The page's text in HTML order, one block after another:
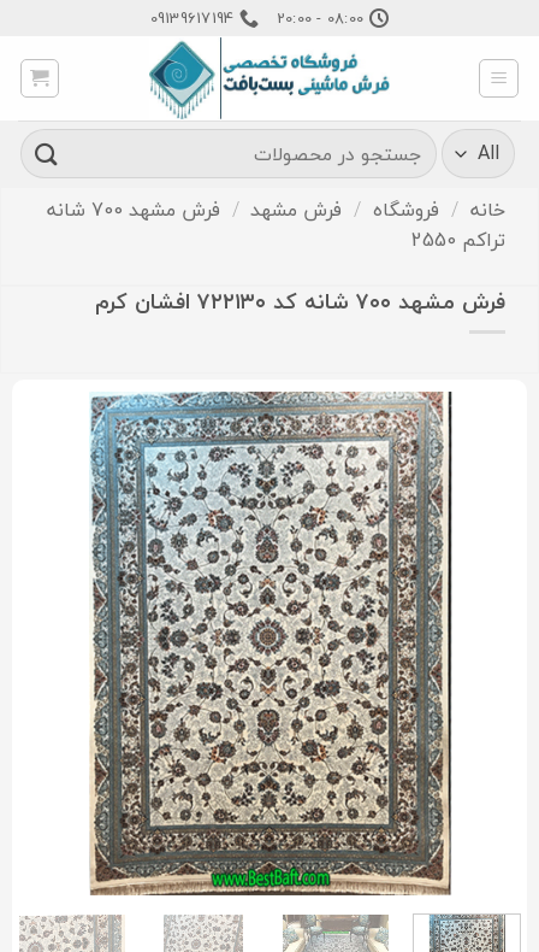
content
08:00 - 20:00
09139617194
جستجو
برای:
خانه / فروشگاه / فرش مشهد /
فرش مشهد 700 شانه
تراکم 2550
فرش مشهد ۷۰۰ شانه کد ۷۲۲۱۳۰ افشان کرم